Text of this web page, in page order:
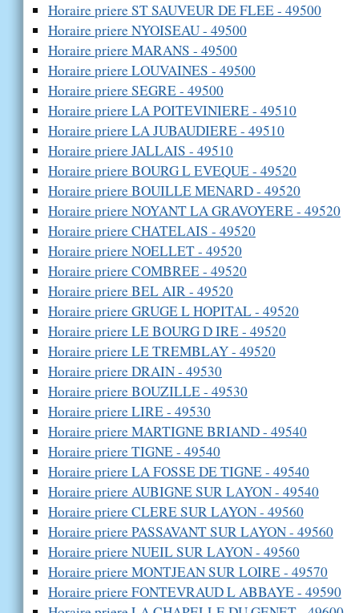
Horaire priere ST SAUVEUR DE FLEE - 49500
Horaire priere NYOISEAU - 49500
Horaire priere MARANS - 49500
Horaire priere LOUVAINES - 49500
Horaire priere SEGRE - 49500
Horaire priere LA POITEVINIERE - 49510
Horaire priere LA JUBAUDIERE - 49510
Horaire priere JALLAIS - 49510
Horaire priere BOURG L EVEQUE - 49520
Horaire priere BOUILLE MENARD - 49520
Horaire priere NOYANT LA GRAVOYERE - 49520
Horaire priere CHATELAIS - 49520
Horaire priere NOELLET - 49520
Horaire priere COMBREE - 49520
Horaire priere BEL AIR - 49520
Horaire priere GRUGE L HOPITAL - 49520
Horaire priere LE BOURG D IRE - 49520
Horaire priere LE TREMBLAY - 49520
Horaire priere DRAIN - 49530
Horaire priere BOUZILLE - 49530
Horaire priere LIRE - 49530
Horaire priere MARTIGNE BRIAND - 49540
Horaire priere TIGNE - 49540
Horaire priere LA FOSSE DE TIGNE - 49540
Horaire priere AUBIGNE SUR LAYON - 49540
Horaire priere CLERE SUR LAYON - 49560
Horaire priere PASSAVANT SUR LAYON - 49560
Horaire priere NUEIL SUR LAYON - 49560
Horaire priere MONTJEAN SUR LOIRE - 49570
Horaire priere FONTEVRAUD L ABBAYE - 49590